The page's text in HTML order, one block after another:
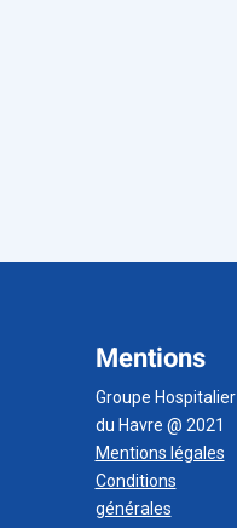
Mentions
Groupe Hospitalier
du Havre @ 2021
Mentions légales
Conditions
générales